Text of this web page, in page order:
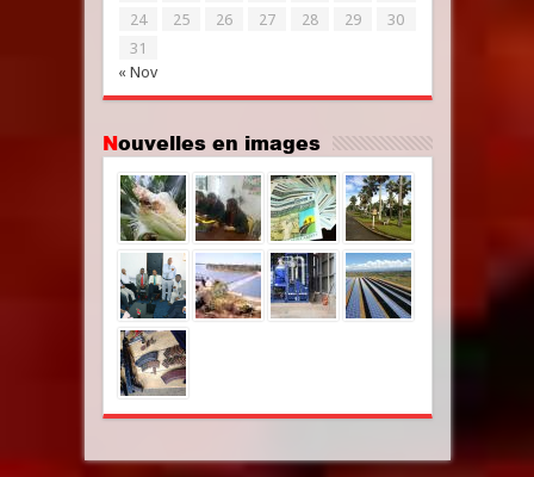
« Nov
24
25 26 27 28 29
30
31
Nouvelles en images